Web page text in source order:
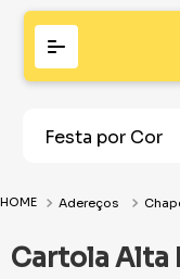
Festa por Cor
Adereços
Cartola Alta